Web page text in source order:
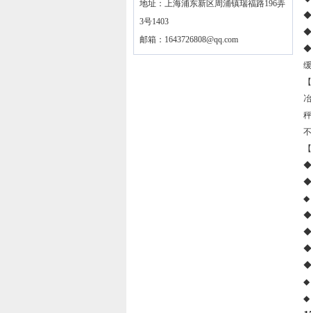
地址：上海浦东新区周浦镇瑞福路196弄
3号1403
邮箱： 1643726808@qq.com
◆
◆
◆
◆
◆
◆
◆
◆
◆
◆
◆
◆